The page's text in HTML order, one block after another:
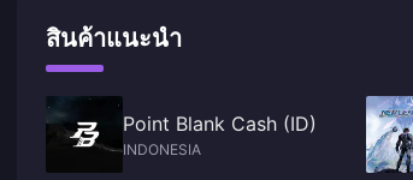
สินค้าแนะนำ
Point Blank Cash (ID)
INDONESIA